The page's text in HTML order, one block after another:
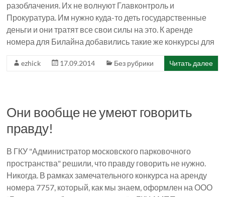
разоблачения. Их не волнуют Главконтроль и
Прокуратура. Им нужно куда-то деть государственные
деньги и они тратят все свои силы на это. К аренде
номера для Билайна добавились такие же конкурсы для
ezhick 17.09.2014 Без рубрики Читать далее
Они вообще не умеют говорить
правду!
В ГКУ "Администратор московского парковочного
пространства" решили, что правду говорить не нужно.
Никогда. В рамках замечательного конкурса на аренду
номера 7757, который, как мы знаем, оформлен на ООО